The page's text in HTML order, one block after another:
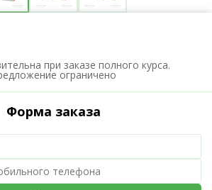
при заказе полного курса.
ограничено
Форма заказа